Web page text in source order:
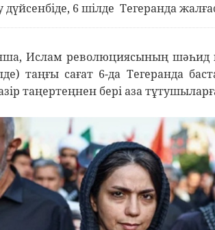
6 шілде Тегеранда
Ислам революциясының шәһид
таңғы сағат 6-да Тегеранда
таңертеңнен бері аза